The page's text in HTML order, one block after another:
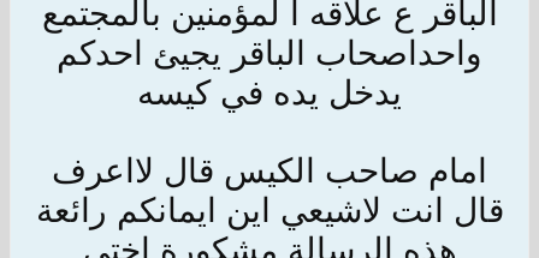
الباقر ع علاقه ا لمؤمنين بالمجتمع
واحداصحاب الباقر يجيئ احدكم
يدخل يده في كيسه
امام صاحب الكيس قال لااعرف
قال انت لاشيعي اين ايمانكم رائعة
هذه الرسالة مشكورة اختي